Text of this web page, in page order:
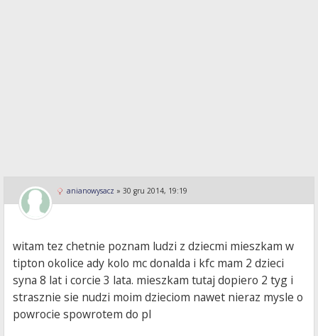
anianowysacz » 30 gru 2014, 19:19
witam tez chetnie poznam ludzi z dziecmi mieszkam w
tipton okolice ady kolo mc donalda i kfc mam 2 dzieci
syna 8 lat i corcie 3 lata. mieszkam tutaj dopiero 2 tyg i
strasznie sie nudzi moim dzieciom nawet nieraz mysle o
powrocie spowrotem do pl